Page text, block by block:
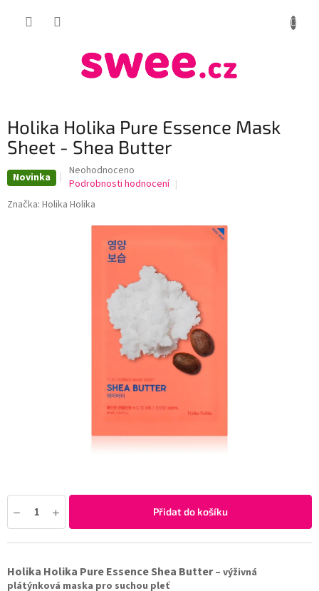
Holika Holika Pure Essence Mask
Sheet - Shea Butter
Novinka
Průměrné
hodnocení
produktu
je
hvězdiček.
Neohodnoceno
Podrobnosti hodnocení
Značka: Holika Holika
Přidat do košíku
Holika Holika Pure Essence Shea Butter– výživná
plátýnková maska pro suchou pleť